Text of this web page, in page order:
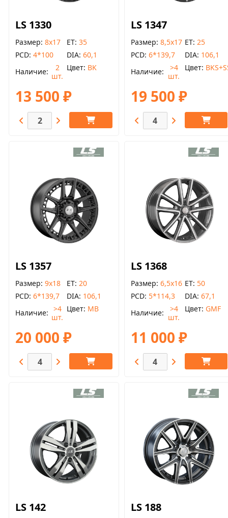
LS 1330
Размер 8x17
PCD 4*100
Наличие
2
шт.
ET 35
DIA 60,1
Цвет BK
13 500 ₽
LS 1347
Размер 8,5x17
PCD 6*139,7
Наличие
>4
шт.
ET 25
DIA 106,1
Цвет
19 500 ₽
LS 1357
Размер 9x18
PCD 6*139,7
Наличие
>4
шт.
ET 20
DIA 106,1
Цвет MB
20 000 ₽
LS 1368
Размер 6,5x16
PCD 5*114,3
Наличие
>4
шт.
ET 50
DIA 67,1
Цвет GMF
11 000 ₽
LS 142 LS 188